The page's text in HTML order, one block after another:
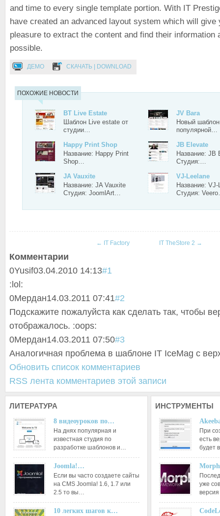
and time to every single template portion. With IT
have created an advanced layout system which will give
pleasure to extract the content and find their information
possible.
ДЕМО СКАЧАТЬ | DOWNLOAD
ПОХОЖИЕ НОВОСТИ
BT Live Estate
Шаблон Live estate от
студии…
JV Bara
Новый
популярной…
Happy Print Shop
Название: Happy Print
Shop…
JB Elevate
Название: JB
Студия:…
JA Vauxite
Название: JA Vauxite
Студия: JoomlArt…
VJ-Leelane
Название: VJ-
Студия:
← IT Factory IT TheStore 2 →
Комментарии
0Yusif03.04.2010 14:13#1
:lol:
0Мердан14.03.2011 07:41#2
Подскажите пожалуйста как сделать так, чтобы
отображалось. :oops:
0Мердан14.03.2011 07:50#3
Аналогичная проблема в шаблоне IT IceMag с
Обновить список комментариев
RSS лента комментариев этой записи
ЛИТЕРАТУРА
8 видеоуроков по…
На днях популярная и
известная студия по
разработке шаблонов и…
Joomla!…
Если вы часто создаете сайты
на CMS Joomla! 1.6, 1.7 или
2.5 то вы…
10 легких шагов к…
ИНСТРУМЕНТЫ
При
есть
будет
уже